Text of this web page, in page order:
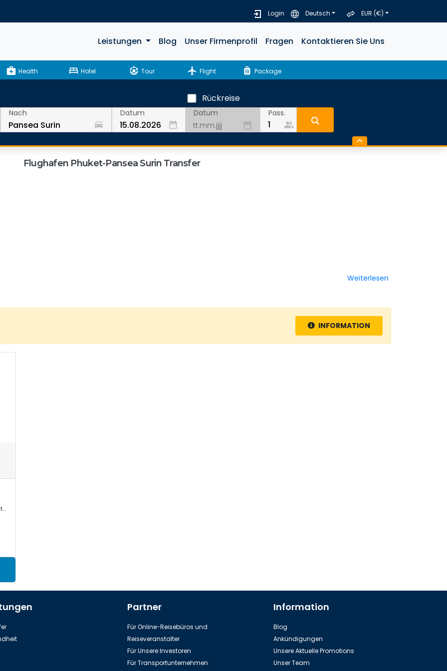
Login Deutsch EUR (€)
Leistungen Blog Unser Firmenprofil Fragen Kontaktieren Sie Uns
medical_services Health bed Hotel attractions Tour flight Flight luggage Package
Nach
drive_eta
Datum
date_range
Rückreise
Datum
date_range
Pass.
people_alt
Flughafen Phuket-Pansea Surin Transfer
Weiterlesen
INFORMATION
Mercedes Sprinter, VW Crafter, Toyota Commuter/Coaster
Partner
Für Online-Reisebüros und
Reiseveranstalter
Für Unsere Investoren
Für Transportunternehmen
Information
Blog
Ankündigungen
Unsere Aktuelle Promotions
Unser Team